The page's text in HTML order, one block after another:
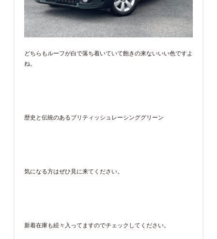
どちらもルーフが白で落ち着いていて飽きの来ないいい色ですよ
ね。
歴史と伝統のあるブリティッシュレーシンググリーン
気になる方はぜひ見に来てください。
新着在庫も続々入ってますのでチェックしてください。